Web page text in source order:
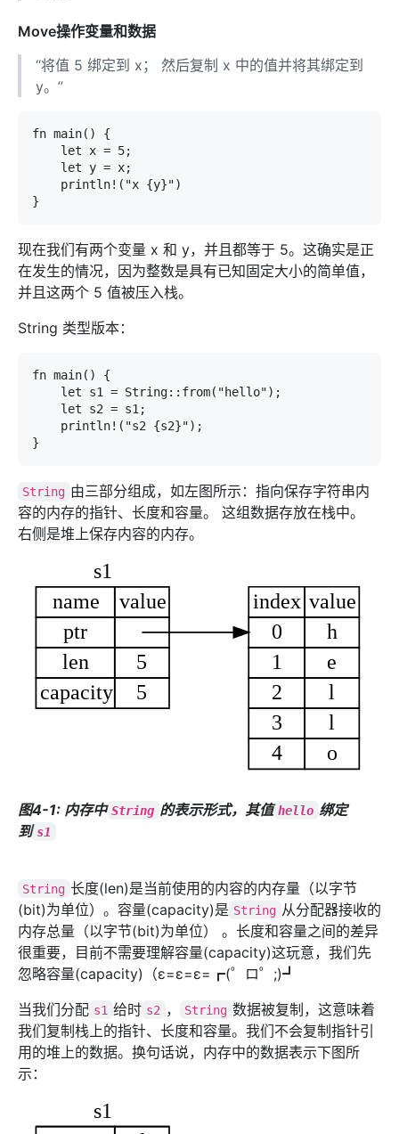
Move操作变量和数据
“将值 5 绑定到 x； 然后复制 x 中的值并将其绑定到
y。”
fn main() {
    let x = 5;
    let y = x;
    println!("x {y}")
}
现在我们有两个变量 x 和 y，并且都等于 5。这确实是正
在发生的情况，因为整数是具有已知固定大小的简单值，
并且这两个 5 值被压入栈。
String 类型版本：
fn main() {
    let s1 = String::from("hello");
    let s2 = s1;
    println!("s2 {s2}");
}
String 由三部分组成，如左图所示：指向保存字符串内
容的内存的指针、长度和容量。 这组数据存放在栈中。
右侧是堆上保存内容的内存。
图4-1: 内存中 String 的表示形式，其值 hello 绑定
到 s1
String 长度(len)是当前使用的内容的内存量（以字节
(bit)为单位）。容量(capacity)是 String 从分配器接收的
内存总量（以字节(bit)为单位） 。长度和容量之间的差异
很重要，目前不需要理解容量(capacity)这玩意，我们先
忽略容量(capacity)（ε=ε=ε=┏(゜ロ゜;)┛
当我们分配 s1 给时 s2 ， String 数据被复制，这意味着
我们复制栈上的指针、长度和容量。我们不会复制指针引
用的堆上的数据。换句话说，内存中的数据表示下图所
示：